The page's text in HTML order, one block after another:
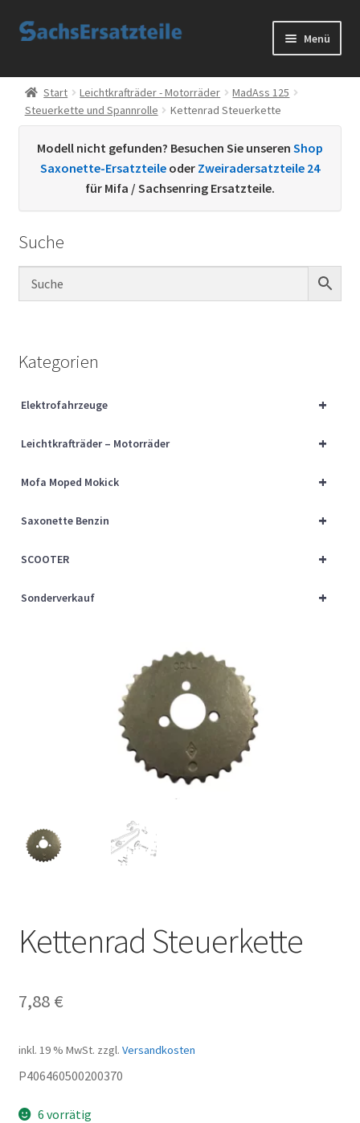
Zur
Zum
Menü
Start
AGB
Datenschutzerklärung
Kontakt
Sachs Ersatzteile
Über uns
Start Leichtkrafträder - Motorräder
MadAss 125
Steuerkette und Spannrolle
Kettenrad Steuerkette
Modell nicht gefunden? Besuchen Sie unseren Shop
Saxonette-Ersatzteile oder Zweiradersatzteile 24
für Mifa / Sachsenring Ersatzteile.
Suche
Kategorien
+
Elektrofahrzeuge
+
Leichtkrafträder – Motorräder
+
Mofa Moped Mokick
+
Saxonette Benzin
+
SCOOTER
+
Sonderverkauf
Kettenrad Steuerkette
7,88 €
inkl. 19 % MwSt. zzgl. Versandkosten
P406460500200370
6 vorrätig